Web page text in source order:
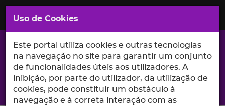
Saltar
para
Conteúdo
Principal
A excelência da investigação e ciência no Iscte
Uso de Cookies
Este portal utiliza cookies e outras tecnologias
na navegação no site para garantir um conjunto
de funcionalidades úteis aos utilizadores. A
inibição, por parte do utilizador, da utilização de
cookies, pode constituir um obstáculo à
navegação e à correta interação com as